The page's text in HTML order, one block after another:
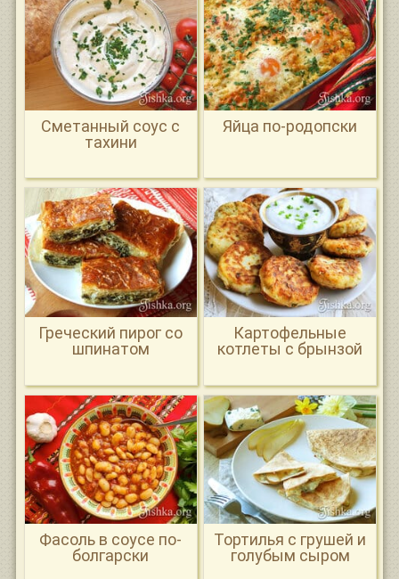
Сметанный соус с
тахини
Яйца по-родопски
Греческий пирог со
шпинатом
Картофельные
котлеты с брынзой
Фасоль в соусе по-
болгарски
Тортилья с грушей и
голубым сыром